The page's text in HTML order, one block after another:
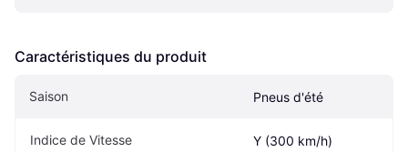
Caractéristiques du produit
Saison Pneus d'été
Indice de Vitesse Y (300 km/h)